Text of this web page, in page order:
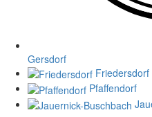
Gersdorf
Friedersdorf
Pfaffendorf